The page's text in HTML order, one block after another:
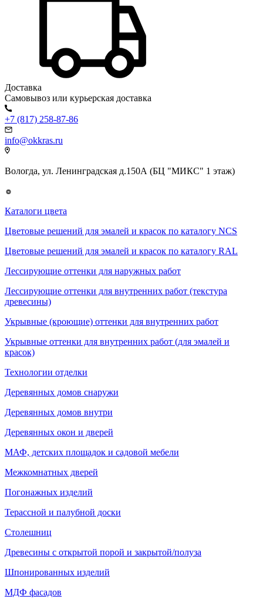
Доставка
Самовывоз или курьерская доставка
+7 (817) 258-87-86
info@okkras.ru
Вологда, ул. Ленинградская д.150А (БЦ "МИКС" 1 этаж)
Каталоги цвета
Цветовые решений для эмалей и красок по каталогу NCS
Цветовые решений для эмалей и красок по каталогу RAL
Лессирующие оттенки для наружных работ
Лессирующие оттенки для внутренних работ (текстура
древесины)
Укрывные (кроющие) оттенки для внутренних работ
Укрывные оттенки для внутренних работ (для эмалей и
красок)
Технологии отделки
Деревянных домов снаружи
Деревянных домов внутри
Деревянных окон и дверей
МАФ, детских площадок и садовой мебели
Межкомнатных дверей
Погонажных изделий
Терассной и палубной доски
Столешниц
Древесины с открытой порой и закрытой/полуза
Шпонированных изделий
МДФ фасадов